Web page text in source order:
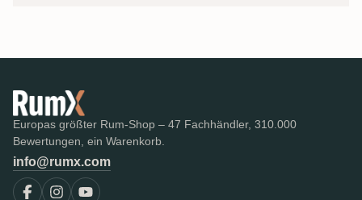
Europas größter Rum-Shop – 47 Fachhändler, 310.000
Bewertungen, ein Warenkorb.
info@rumx.com